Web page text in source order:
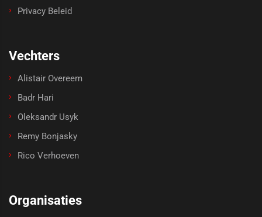
Privacy Beleid
Vechters
Alistair Overeem
Badr Hari
Oleksandr Usyk
Remy Bonjasky
Rico Verhoeven
Organisaties